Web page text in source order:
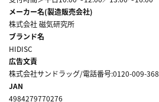
メーカー名(製造販売会社)
株式会社 磁気研究所
ブランド名
HIDISC
広告文責
株式会社サンドラッグ/電話番号:0120-009-368
JAN
4984279770276